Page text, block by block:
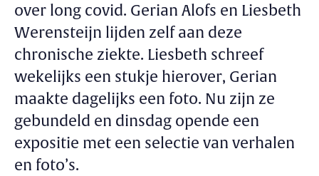
over long covid. Gerian Alofs en Liesbeth
Werensteijn lijden zelf aan deze
chronische ziekte. Liesbeth schreef
wekelijks een stukje hierover, Gerian
maakte dagelijks een foto. Nu zijn ze
gebundeld en dinsdag opende een
expositie met een selectie van verhalen
en foto’s.